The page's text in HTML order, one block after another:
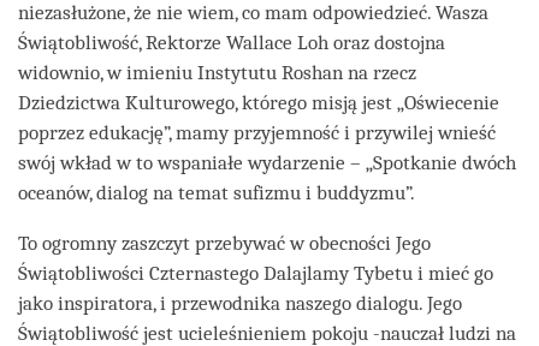
niezasłużone, że nie wiem, co mam odpowiedzieć. Wasza
Świątobliwość, Rektorze Wallace Loh oraz dostojna
widownio, w imieniu Instytutu Roshan na rzecz
Dziedzictwa Kulturowego, którego misją jest „Oświecenie
poprzez edukację”, mamy przyjemność i przywilej wnieść
swój wkład w to wspaniałe wydarzenie – „Spotkanie dwóch
oceanów, dialog na temat sufizmu i buddyzmu”.
To ogromny zaszczyt przebywać w obecności Jego
Świątobliwości Czternastego Dalajlamy Tybetu i mieć go
jako inspiratora, i przewodnika naszego dialogu. Jego
Świątobliwość jest ucieleśnieniem pokoju -nauczał ludzi na